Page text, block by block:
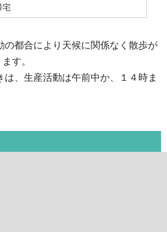
宅
都合により天候に関係なく散歩が
す。
、生産活動は午前中か、１４時ま